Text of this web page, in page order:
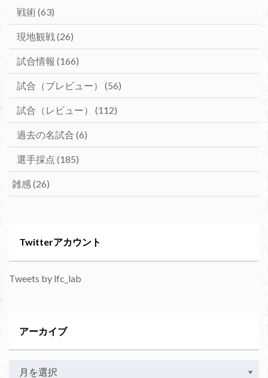
戦術(63)
現地観戦 (26)
試合情報 (166)
試合（プレビュー） (56)
試合（レビュー） (112)
過去の名試合 (6)
選手採点 (185)
雑感(26)
Twitterアカウント
Tweets by lfc_lab
アーカイブ